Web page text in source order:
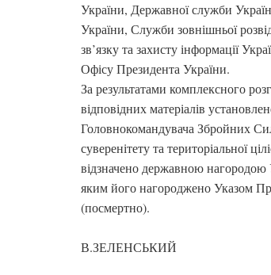
України, Державної служби
України, Служби зовнішньої
зв’язку та захисту інформації
Офісу Президента України.
За результатами комплексного
відповідних матеріалів
Головнокомандувача Збройних
суверенітету та територіальної
відзначено державною нагородою
яким його нагороджено Указом
(посмертно).
В.ЗЕЛЕНСЬКИЙ